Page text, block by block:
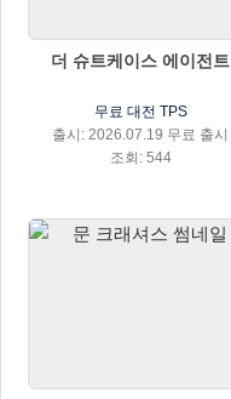
더 슈트케이스 에이전트
무료 대전 TPS
출시: 2026.07.19 무료 출시
조회: 544